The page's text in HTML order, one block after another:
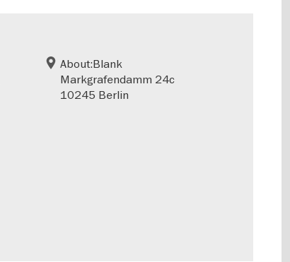
About:Blank
Markgrafendamm 24c
10245 Berlin